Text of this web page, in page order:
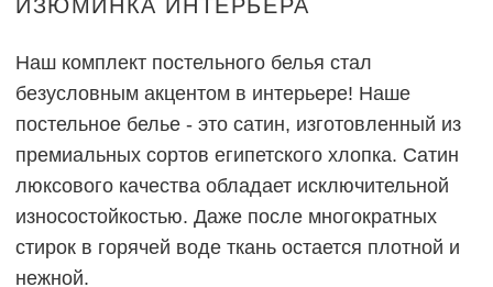
ИЗЮМИНКА ИНТЕРЬЕРА
Наш комплект постельного белья стал
безусловным акцентом в интерьере! Наше
постельное белье - это сатин, изготовленный из
премиальных сортов египетского хлопка. Сатин
люксового качества обладает исключительной
износостойкостью. Даже после многократных
стирок в горячей воде ткань остается плотной и
нежной.